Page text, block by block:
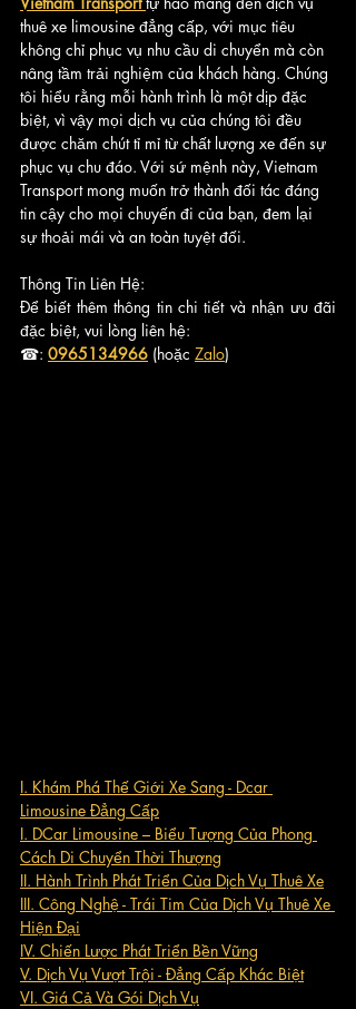
thuê xe limousine đẳng cấp, với mục tiêu
không chỉ phục vụ nhu cầu di chuyển mà còn
nâng tầm trải nghiệm của khách hàng. Chúng
tôi hiểu rằng mỗi hành trình là một dịp đặc
biệt, vì vậy mọi dịch vụ của chúng tôi đều
được chăm chút tỉ mỉ từ chất lượng xe đến sự
phục vụ chu đáo. Với sứ mệnh này, Vietnam
Transport mong muốn trở thành đối tác đáng
tin cậy cho mọi chuyến đi của bạn, đem lại
sự thoải mái và an toàn tuyệt đối.
Thông Tin Liên Hệ:
Để biết thêm thông tin chi tiết và nhận ưu đãi
đặc biệt, vui lòng liên hệ:
☎: 0965134966 (hoặc Zalo)
I. Khám Phá Thế Giới Xe Sang - Dcar
Limousine Đẳng Cấp
I. DCar Limousine – Biểu Tượng Của Phong
Cách Di Chuyển Thời Thượng
II. Hành Trình Phát Triển Của Dịch Vụ Thuê Xe
III. Công Nghệ - Trái Tim Của Dịch Vụ Thuê Xe
Hiện Đại
IV. Chiến Lược Phát Triển Bền Vững
V. Dịch Vụ Vượt Trội - Đẳng Cấp Khác Biệt
VI. Giá Cả Và Gói Dịch Vụ